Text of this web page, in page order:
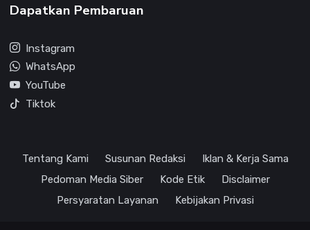
Dapatkan Pembaruan
Instagram
WhatsApp
YouTube
Tiktok
Tentang Kami Susunan Redaksi
Iklan & Kerja Sama
Pedoman Media Siber
Kode Etik
Disclaimer
Persyaratan Layanan
Kebijakan Privasi